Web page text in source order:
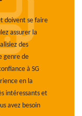
doivent se faire
assurer la
des
genre de
à SG
en la
intéressants et
avez besoin